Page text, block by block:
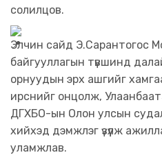
солилцов.
Элчин сайд Э.Сарантогос
байгууллагын түвшинд
орнуудын эрх ашгийг
ирснийг онцолж,
ДГХБО-ын Олон улсын
хийхэд дэмжлэг үзүүлж
уламжлав.